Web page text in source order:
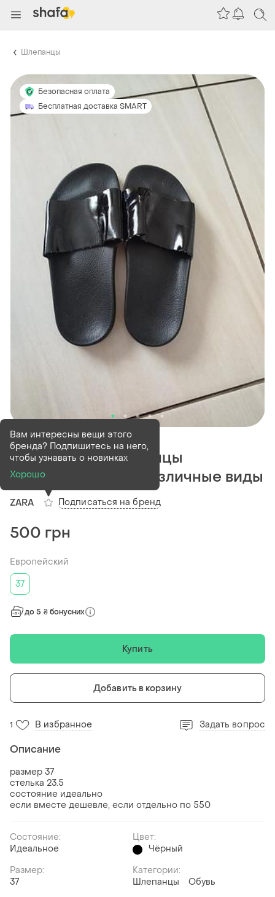
Шлепанцы
Безопасная оплата
Бесплатная доставка SMART
В наличии1 шт
Распродажа шлепанцы
ортопедические различные виды
ZARA
Вам интересны вещи этого
бренда? Подпишитесь на него,
чтобы узнавать о новинках
Хорошо
Подписаться на бренд
500 грн
Европейский
37
до 5 ₴ бонусних
Купить
Добавить в корзину
1 В избранное Задать вопрос
Описание
размер 37
стелька 23.5
состояние идеально
если вместе дешевле, если отдельно по 550
Состояние:
Идеальное
Цвет:
Чёрный
Размер:
37
Категории:
Шлепанцы
Обувь